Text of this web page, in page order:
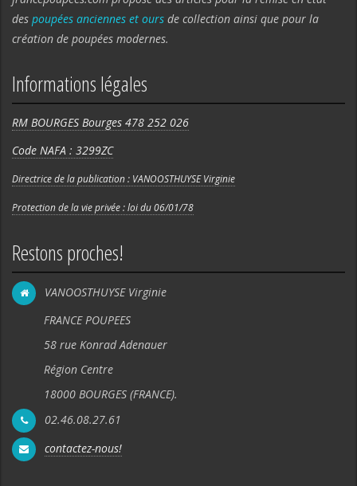
des poupées anciennes et ours de collection ainsi que pour la
création de poupées modernes.
Informations légales
RM BOURGES Bourges 478 252 026
Code NAFA : 3299ZC
Directrice de la publication : VANOOSTHUYSE Virginie
Protection de la vie privée : loi du 06/01/78
Restons proches!
VANOOSTHUYSE Virginie
FRANCE POUPEES
58 rue Konrad Adenauer
Région Centre
18000 BOURGES (FRANCE).
02.46.08.27.61
contactez-nous!